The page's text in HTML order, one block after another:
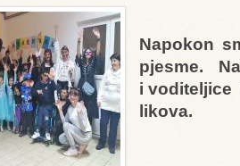
Napokon
pjesme.
i voditeljice
likova.